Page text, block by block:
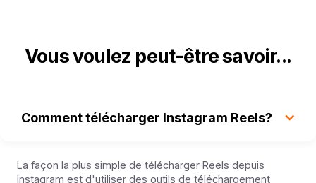
Vous voulez peut-être savoir...
Comment télécharger Instagram Reels?
La façon la plus simple de télécharger Reels depuis
Instagram est d'utiliser des outils de téléchargement